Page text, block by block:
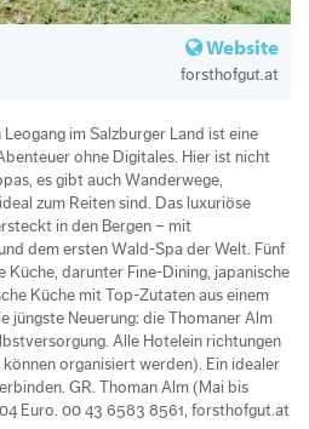
Website
forsthofgut.at
im Salzburger Land ist eine
ohne Digitales. Hier ist nicht
es gibt auch Wanderwege,
zum Reiten sind. Das luxuriöse
in den Bergen – mit
dem ersten Wald-Spa der Welt. Fünf
Küche, darunter Fine-Dining, japanische
Küche mit Top-Zutaten aus einem
jüngste Neuerung: die Thoma­ner Alm
Alle Hotelein­ rich­tungen
organisiert werden). Ein idealer
GR. Thoman Alm (Mai bis
Euro. 00 43 6583 8561, forsthofgut.at